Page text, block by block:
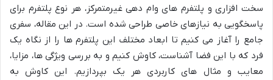
سخت افزاری و پلتفرم های وام دهی غیرمتمرکز، هر نوع پلتفرم برای
پاسخگویی به نیازهای خاصی طراحی شده است. در این مقاله، سفری
جامع را آغاز می کنیم تا ابعاد مختلف این پلتفرم ها را از نگاه یک
فرد که با این فضا آشناست، کاوش کنیم و به بررسی ویژگی ها، مزایا،
معایب و مثال های کاربردی هر یک بپردازیم. این کاوش به